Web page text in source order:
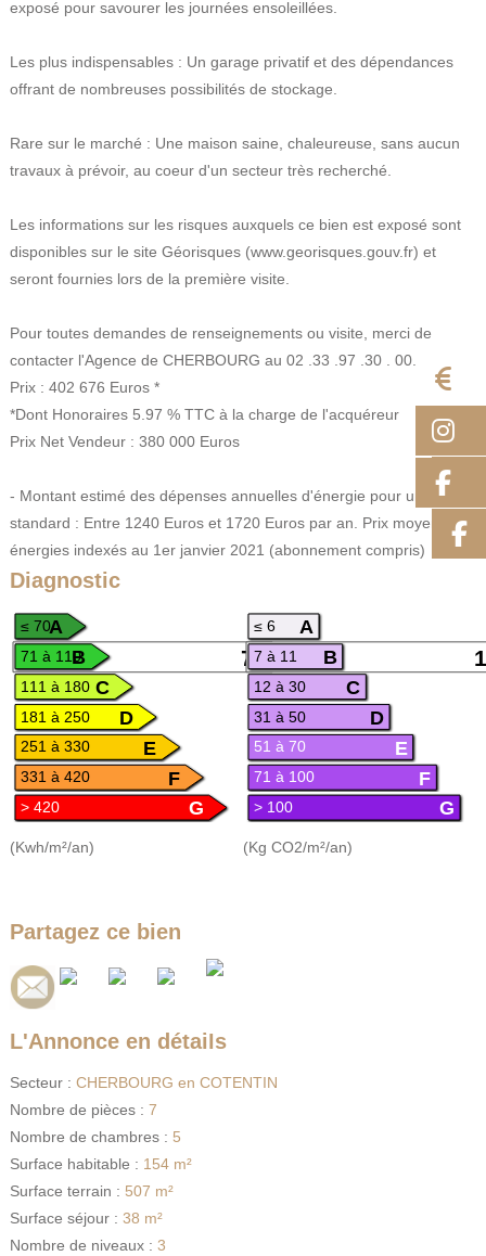
exposé pour savourer les journées ensoleillées.
Les plus indispensables : Un garage privatif et des dépendances
offrant de nombreuses possibilités de stockage.
Rare sur le marché : Une maison saine, chaleureuse, sans aucun
travaux à prévoir, au coeur d'un secteur très recherché.
Les informations sur les risques auxquels ce bien est exposé sont
disponibles sur le site Géorisques (www.georisques.gouv.fr) et
seront fournies lors de la première visite.
Pour toutes demandes de renseignements ou visite, merci de
contacter l'Agence de CHERBOURG au 02 .33 .97 .30 . 00.
Prix : 402 676 Euros *
*Dont Honoraires 5.97 % TTC à la charge de l'acquéreur
Prix Net Vendeur : 380 000 Euros
- Montant estimé des dépenses annuelles d'énergie pour un usage
standard : Entre 1240 Euros et 1720 Euros par an. Prix moyens des
énergies indexés au 1er janvier 2021 (abonnement compris)
Diagnostic
A
≤ 70
75
B
71 à 110
C
111 à 180
D
181 à 250
E
251 à 330
F
331 à 420
G
> 420
(Kwh/m²/an)
A
≤ 6
B
7 à 11
C
12 à 30
D
31 à 50
E
51 à 70
F
71 à 100
G
> 100
(Kg CO2/m²/an)
Partagez ce bien
L'Annonce en détails
Secteur : CHERBOURG en COTENTIN
Nombre de pièces : 7
Nombre de chambres : 5
Surface habitable : 154 m²
Surface terrain : 507 m²
Surface séjour : 38 m²
Nombre de niveaux : 3